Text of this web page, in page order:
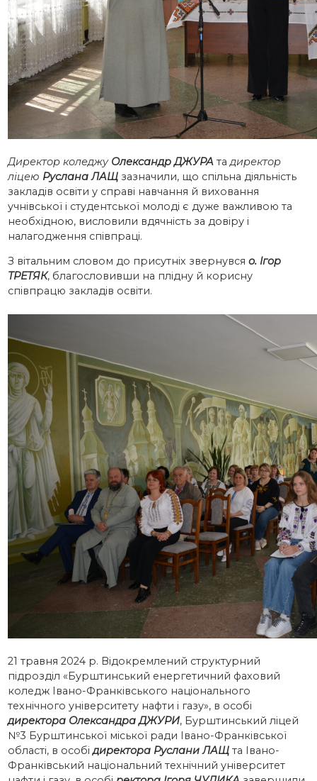
Директор коледжу Олександр ДЖУРАтадиректор
ліцею Руслана ЛАЩ зазначили, що спільна діяльність
закладів освіти у справі навчання й виховання
учнівської і студентської молоді є дуже важливою та
необхідною, висловили вдячність за довіру і
налагодження співпраці.
З вітальним словом до присутніх звернувся о. Ігор
ТРЕТЯК, благословивши на плідну й корисну
співпрацю закладів освіти.
21 травня 2024 р. Відокремлений структурний
підрозділ «Бурштинський енергетичний фаховий
коледж Івано-Франківського національного
технічного університету нафти і газу», в особі
директора Олександра ДЖУРИ, Бурштинський ліцей
№3 Бурштинської міської ради Івано-Франківської
області, в особідиректора Руслани ЛАЩта Івано-
Франківський національний технічний університет